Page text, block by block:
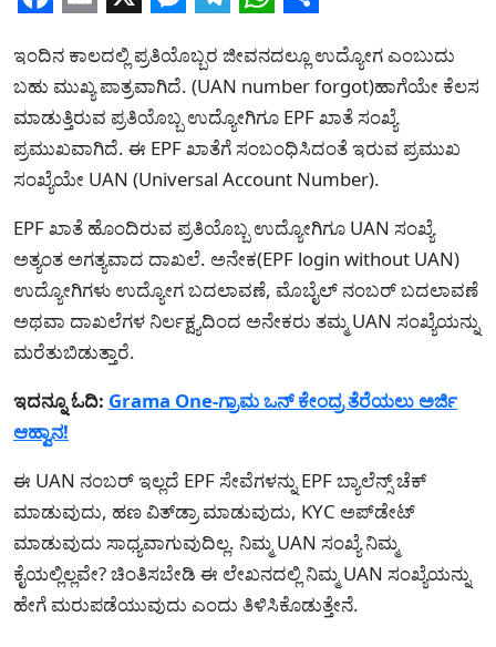
Facebook
Email
X Messenger
Telegram
WhatsApp
Share
ಇಂದಿನ ಕಾಲದಲ್ಲಿ ಪ್ರತಿಯೊಬ್ಬರ ಜೀವನದಲ್ಲೂ ಉದ್ಯೋಗ ಎಂಬುದು
ಬಹು ಮುಖ್ಯ ಪಾತ್ರವಾಗಿದೆ. (UAN number forgot)ಹಾಗೆಯೇ ಕೆಲಸ
ಮಾಡುತ್ತಿರುವ ಪ್ರತಿಯೊಬ್ಬ ಉದ್ಯೋಗಿಗೂ EPF ಖಾತೆ ಸಂಖ್ಯೆ
ಪ್ರಮುಖವಾಗಿದೆ. ಈ EPF ಖಾತೆಗೆ ಸಂಬಂಧಿಸಿದಂತೆ ಇರುವ ಪ್ರಮುಖ
ಸಂಖ್ಯೆಯೇ UAN (Universal Account Number).
EPF ಖಾತೆ ಹೊಂದಿರುವ ಪ್ರತಿಯೊಬ್ಬ ಉದ್ಯೋಗಿಗೂ UAN ಸಂಖ್ಯೆ
ಅತ್ಯಂತ ಅಗತ್ಯವಾದ ದಾಖಲೆ. ಅನೇಕ(EPF login without UAN)
ಉದ್ಯೋಗಿಗಳು ಉದ್ಯೋಗ ಬದಲಾವಣೆ, ಮೊಬೈಲ್ ನಂಬರ್ ಬದಲಾವಣೆ
ಅಥವಾ ದಾಖಲೆಗಳ ನಿರ್ಲಕ್ಷ್ಯದಿಂದ ಅನೇಕರು ತಮ್ಮ UAN ಸಂಖ್ಯೆಯನ್ನು
ಮರೆತುಬಿಡುತ್ತಾರೆ.
ಇದನ್ನೂ ಓದಿ: Grama One-ಗ್ರಾಮ ಒನ್ ಕೇಂದ್ರ ತೆರೆಯಲು ಅರ್ಜಿ
ಆಹ್ವಾನ!
ಈ UAN ನಂಬರ್ ಇಲ್ಲದೆ EPF ಸೇವೆಗಳನ್ನು EPF ಬ್ಯಾಲೆನ್ಸ್ ಚೆಕ್
ಮಾಡುವುದು, ಹಣ ವಿತ್‌ಡ್ರಾ ಮಾಡುವುದು, KYC ಅಪ್‌ಡೇಟ್
ಮಾಡುವುದು ಸಾಧ್ಯವಾಗುವುದಿಲ್ಲ. ನಿಮ್ಮ UAN ಸಂಖ್ಯೆ ನಿಮ್ಮ
ಕೈಯಲ್ಲಿಲ್ಲವೇ? ಚಿಂತಿಸಬೇಡಿ ಈ ಲೇಖನದಲ್ಲಿ ನಿಮ್ಮ UAN ಸಂಖ್ಯೆಯನ್ನು
ಹೇಗೆ ಮರುಪಡೆಯುವುದು ಎಂದು ತಿಳಿಸಿಕೊಡುತ್ತೇನೆ.